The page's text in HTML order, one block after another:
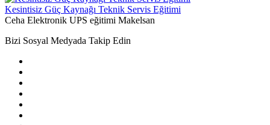
Kesintisiz Güç Kaynağı Teknik Servis Eğitimi
Ceha Elektronik UPS eğitimi Makelsan
Bizi Sosyal Medyada Takip Edin